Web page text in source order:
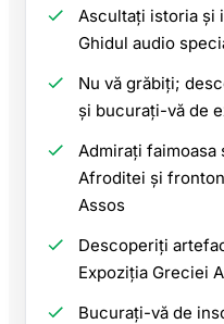
Ascultați istoria și
Ghidul audio
Nu vă grăbiți;
și bucurați-vă de
Admirați faimoasa
Afroditei și
Assos
Descoperiți
Expoziția Greciei
Bucurați-vă de